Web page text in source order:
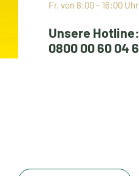
Standorte
Fr. von 8:00 – 16:00 Uhr
Unsere Hotline:
0800 00 60 04 6